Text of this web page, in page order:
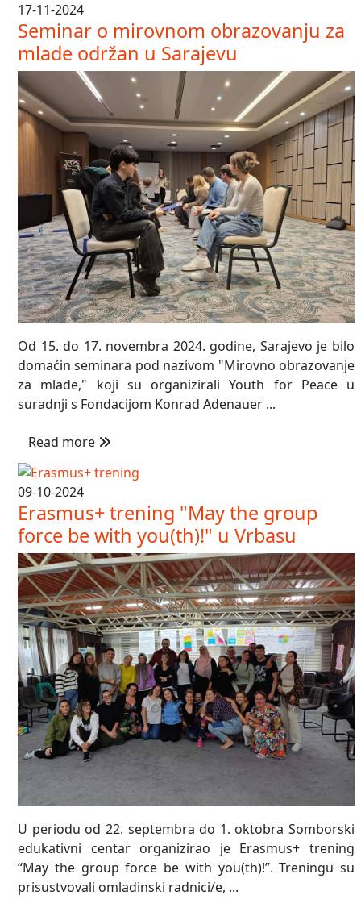
17-11-2024
Seminar o mirovnom obrazovanju za
mlade održan u Sarajevu
Od 15. do 17. novembra 2024. godine, Sarajevo je bilo
domaćin seminara pod nazivom "Mirovno obrazovanje
za mlade," koji su organizirali Youth for Peace u
suradnji s Fondacijom Konrad Adenauer ...
Read more
09-10-2024
Erasmus+ trening "May the group
force be with you(th)!" u Vrbasu
U periodu od 22. septembra do 1. oktobra Somborski
edukativni centar organizirao je Erasmus+ trening
“May the group force be with you(th)!”. Treningu su
prisustvovali omladinski radnici/e, ...